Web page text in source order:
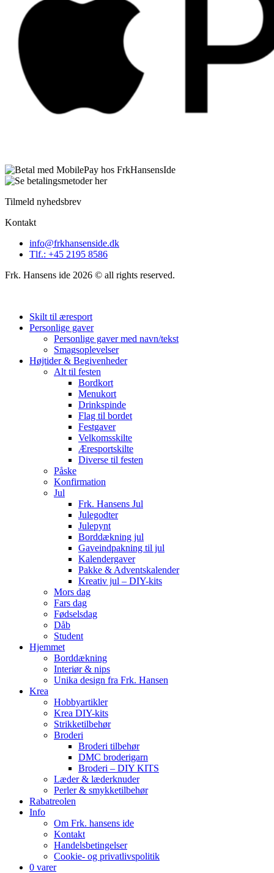
Tilmeld nyhedsbrev
Kontakt
info@frkhansenside.dk
Tlf.: +45 2195 8586
Frk. Hansens ide 2026 © all rights reserved.
Skilt til æresport
Personlige gaver
Personlige gaver med navn/tekst
Smagsoplevelser
Højtider & Begivenheder
Alt til festen
Bordkort
Menukort
Drinkspinde
Flag til bordet
Festgaver
Velkomsskilte
Æresportskilte
Diverse til festen
Påske
Konfirmation
Jul
Frk. Hansens Jul
Julegodter
Julepynt
Borddækning jul
Gaveindpakning til jul
Kalendergaver
Pakke & Adventskalender
Kreativ jul – DIY-kits
Mors dag
Fars dag
Fødselsdag
Dåb
Student
Hjemmet
Borddækning
Interiør & nips
Unika design fra Frk. Hansen
Krea
Hobbyartikler
Krea DIY-kits
Strikketilbehør
Broderi
Broderi tilbehør
DMC broderigarn
Broderi – DIY KITS
Læder & læderknuder
Perler & smykketilbehør
Rabatreolen
Info
Om Frk. hansens ide
Kontakt
Handelsbetingelser
Cookie- og privatlivspolitik
0 varer